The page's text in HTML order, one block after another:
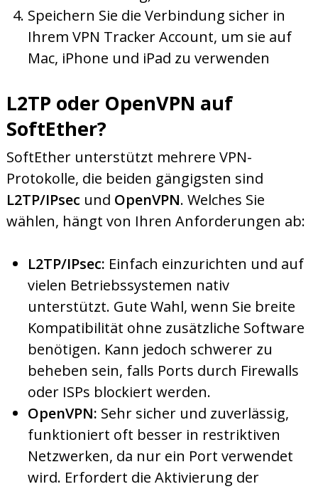
Speichern Sie die Verbindung sicher in
Ihrem VPN Tracker Account, um sie auf
Mac, iPhone und iPad zu verwenden
L2TP oder OpenVPN auf
SoftEther?
SoftEther unterstützt mehrere VPN-
Protokolle, die beiden gängigsten sind
L2TP/IPsec und OpenVPN. Welches Sie
wählen, hängt von Ihren Anforderungen ab:
L2TP/IPsec: Einfach einzurichten und auf
vielen Betriebssystemen nativ
unterstützt. Gute Wahl, wenn Sie breite
Kompatibilität ohne zusätzliche Software
benötigen. Kann jedoch schwerer zu
beheben sein, falls Ports durch Firewalls
oder ISPs blockiert werden.
OpenVPN: Sehr sicher und zuverlässig,
funktioniert oft besser in restriktiven
Netzwerken, da nur ein Port verwendet
wird. Erfordert die Aktivierung der